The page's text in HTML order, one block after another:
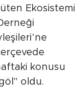
Ekosistemi
konusu
oldu.